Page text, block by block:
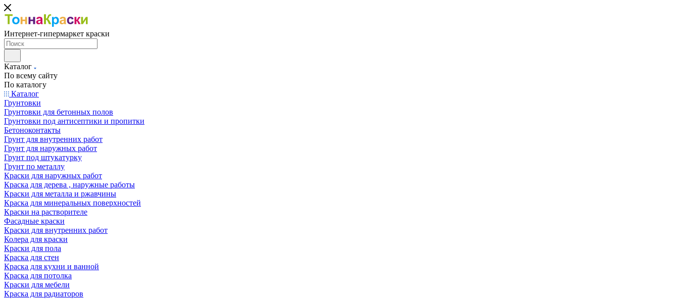
Интернет-гипермаркет краски
Каталог
По всему сайту
По каталогу
Каталог
Грунтовки
Грунтовки для бетонных полов
Грунтовки под антисептики и пропитки
Бетоноконтакты
Грунт для внутренних работ
Грунт для наружных работ
Грунт под штукатурку
Грунт по металлу
Краски для наружных работ
Краска для дерева , наружные работы
Краски для металла и ржавчины
Краска для минеральных поверхностей
Краски на растворителе
Фасадные краски
Краски для внутренних работ
Колера для краски
Краски для пола
Краска для стен
Краска для кухни и ванной
Краска для потолка
Краски для мебели
Краска для радиаторов